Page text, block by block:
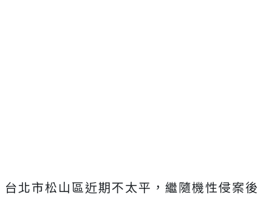
台北市松山區近期不太平，繼隨機性侵案後